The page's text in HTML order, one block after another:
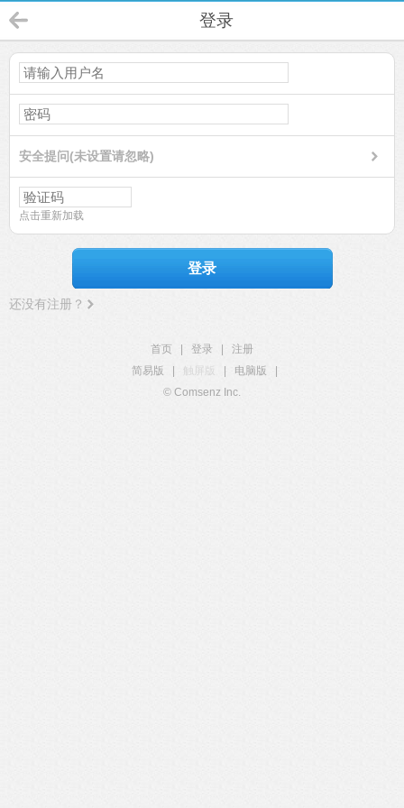
登录
安全提问(未设置请忽略)
点击重新加载
登录
还没有注册？
首页 登录
注册
简易版
触屏版 电脑版
© Comsenz Inc.